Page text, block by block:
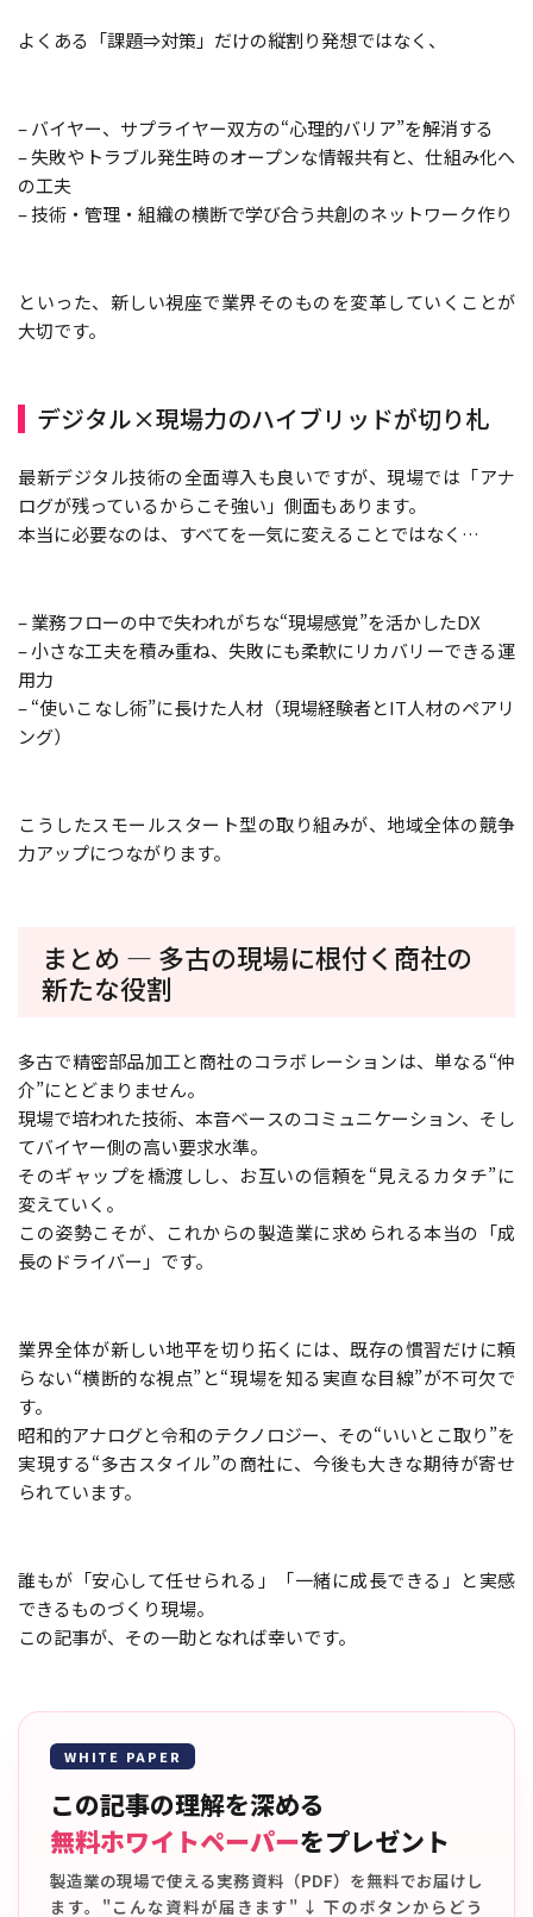
よくある「課題⇒対策」だけの縦割り発想ではなく、
– バイヤー、サプライヤー双方の“心理的バリア”を解消する
– 失敗やトラブル発生時のオープンな情報共有と、仕組み化へ
の工夫
– 技術・管理・組織の横断で学び合う共創のネットワーク作り
といった、新しい視座で業界そのものを変革していくことが
大切です。
デジタル×現場力のハイブリッドが切り札
最新デジタル技術の全面導入も良いですが、現場では「アナ
ログが残っているからこそ強い」側面もあります。
本当に必要なのは、すべてを一気に変えることではなく…
– 業務フローの中で失われがちな“現場感覚”を活かしたDX
– 小さな工夫を積み重ね、失敗にも柔軟にリカバリーできる運
用力
– “使いこなし術”に長けた人材（現場経験者とIT人材のペアリ
ング）
こうしたスモールスタート型の取り組みが、地域全体の競争
力アップにつながります。
まとめ ― 多古の現場に根付く商社の
新たな役割
多古で精密部品加工と商社のコラボレーションは、単なる“仲
介”にとどまりません。
現場で培われた技術、本音ベースのコミュニケーション、そし
てバイヤー側の高い要求水準。
そのギャップを橋渡しし、お互いの信頼を“見えるカタチ”に
変えていく。
この姿勢こそが、これからの製造業に求められる本当の「成
長のドライバー」です。
業界全体が新しい地平を切り拓くには、既存の慣習だけに頼
らない“横断的な視点”と“現場を知る実直な目線”が不可欠で
す。
昭和的アナログと令和のテクノロジー、その“いいとこ取り”を
実現する“多古スタイル”の商社に、今後も大きな期待が寄せ
られています。
誰もが「安心して任せられる」「一緒に成長できる」と実感
できるものづくり現場。
この記事が、その一助となれば幸いです。
WHITE PAPER
この記事の理解を深める
無料ホワイトペーパーをプレゼント
製造業の現場で使える実務資料（PDF）を無料でお届けし
ます。"こんな資料が届きます" ↓ 下のボタンからどう